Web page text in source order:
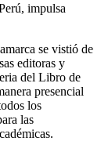
impulsa
se vistió de
editoras y
del Libro de
presencial
los
las